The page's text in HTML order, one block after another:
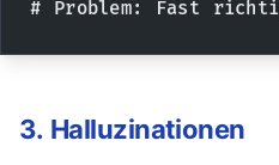
# Problem: Fast
3. Halluzinationen